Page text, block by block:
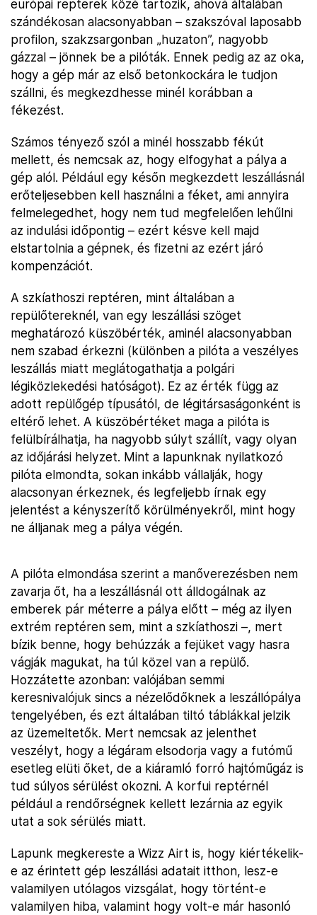
európai repterek közé tartozik, ahová általában
szándékosan alacsonyabban – szakszóval laposabb
profilon, szakzsargonban „huzaton”, nagyobb
gázzal – jönnek be a pilóták. Ennek pedig az az oka,
hogy a gép már az első betonkockára le tudjon
szállni, és megkezdhesse minél korábban a
fékezést.
Számos tényező szól a minél hosszabb fékút
mellett, és nemcsak az, hogy elfogyhat a pálya a
gép alól. Például egy későn megkezdett leszállásnál
erőteljesebben kell használni a féket, ami annyira
felmelegedhet, hogy nem tud megfelelően lehűlni
az indulási időpontig – ezért késve kell majd
elstartolnia a gépnek, és fizetni az ezért járó
kompenzációt.
A szkíathoszi reptéren, mint általában a
repülőtereknél, van egy leszállási szöget
meghatározó küszöbérték, aminél alacsonyabban
nem szabad érkezni (különben a pilóta a veszélyes
leszállás miatt meglátogathatja a polgári
légiközlekedési hatóságot). Ez az érték függ az
adott repülőgép típusától, de légitársaságonként is
eltérő lehet. A küszöbértéket maga a pilóta is
felülbírálhatja, ha nagyobb súlyt szállít, vagy olyan
az időjárási helyzet. Mint a lapunknak nyilatkozó
pilóta elmondta, sokan inkább vállalják, hogy
alacsonyan érkeznek, és legfeljebb írnak egy
jelentést a kényszerítő körülményekről, mint hogy
ne álljanak meg a pálya végén.
A pilóta elmondása szerint a manőverezésben nem
zavarja őt, ha a leszállásnál ott álldogálnak az
emberek pár méterre a pálya előtt – még az ilyen
extrém reptéren sem, mint a szkíathoszi –, mert
bízik benne, hogy behúzzák a fejüket vagy hasra
vágják magukat, ha túl közel van a repülő.
Hozzátette azonban: valójában semmi
keresnivalójuk sincs a nézelődőknek a leszállópálya
tengelyében, és ezt általában tiltó táblákkal jelzik
az üzemeltetők. Mert nemcsak az jelenthet
veszélyt, hogy a légáram elsodorja vagy a futómű
esetleg elüti őket, de a kiáramló forró hajtóműgáz is
tud súlyos sérülést okozni. A korfui reptérnél
például a rendőrségnek kellett lezárnia az egyik
utat a sok sérülés miatt.
Lapunk megkereste a Wizz Airt is, hogy kiértékelik-
e az érintett gép leszállási adatait itthon, lesz-e
valamilyen utólagos vizsgálat, hogy történt-e
valamilyen hiba, valamint hogy volt-e már hasonló